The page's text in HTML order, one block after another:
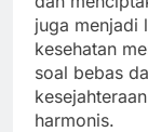
juga menjadi
kesehatan
soal bebas
harmonis.